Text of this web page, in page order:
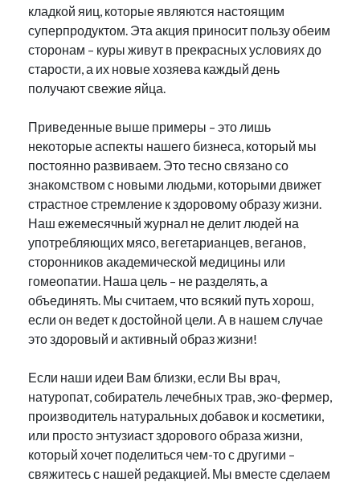
кладкой яиц, которые являются настоящим
суперпродуктом. Эта акция приносит пользу обеим
сторонам – куры живут в прекрасных условиях до
старости, а их новые хозяева каждый день
получают свежие яйца.
Приведенные выше примеры – это лишь
некоторые аспекты нашего бизнеса, который мы
постоянно развиваем. Это тесно связано со
знакомством с новыми людьми, которыми движет
страстное стремление к здоровому образу жизни.
Наш ежемесячный журнал не делит людей на
употребляющих мясо, вегетарианцев, веганов,
сторонников академической медицины или
гомеопатии. Наша цель – не разделять, а
объединять. Мы считаем, что всякий путь хорош,
если он ведет к достойной цели. А в нашем случае
это здоровый и активный образ жизни!
Если наши идеи Вам близки, если Вы врач,
натуропат, собиратель лечебных трав, эко-фермер,
производитель натуральных добавок и косметики,
или просто энтузиаст здорового образа жизни,
который хочет поделиться чем-то с другими –
свяжитесь с нашей редакцией. Мы вместе сделаем